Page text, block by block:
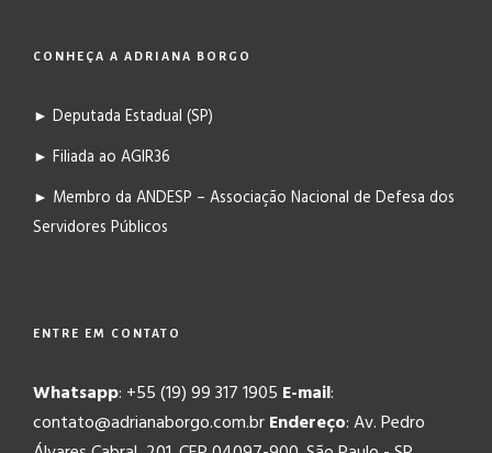
CONHEÇA A ADRIANA BORGO
► Deputada Estadual (SP)
► Filiada ao AGIR36
► Membro da ANDESP – Associação Nacional de Defesa dos
Servidores Públicos
ENTRE EM CONTATO
Whatsapp: +55 (19) 99 317 1905 E-mail:
contato@adrianaborgo.com.brEndereço: Av. Pedro